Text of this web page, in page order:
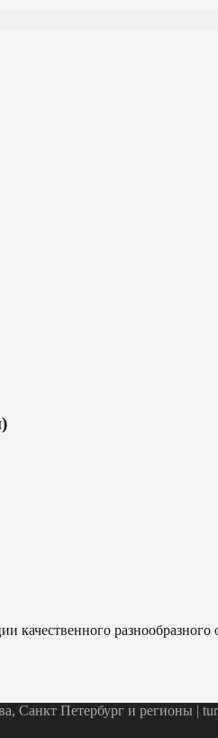
качественного
Санкт Петербург и регионы |